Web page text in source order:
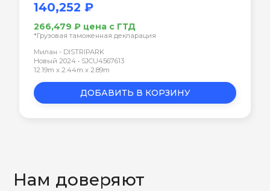
140,252 ₽
266,479 ₽ цена с ГТД
*Грузовая таможенная декларация
Милан - DISTRIPARK
Новый 2024 • SJCU4567613
12.19m x 2.44m x 2.89m
ДОБАВИТЬ В КОРЗИНУ
Нам доверяют